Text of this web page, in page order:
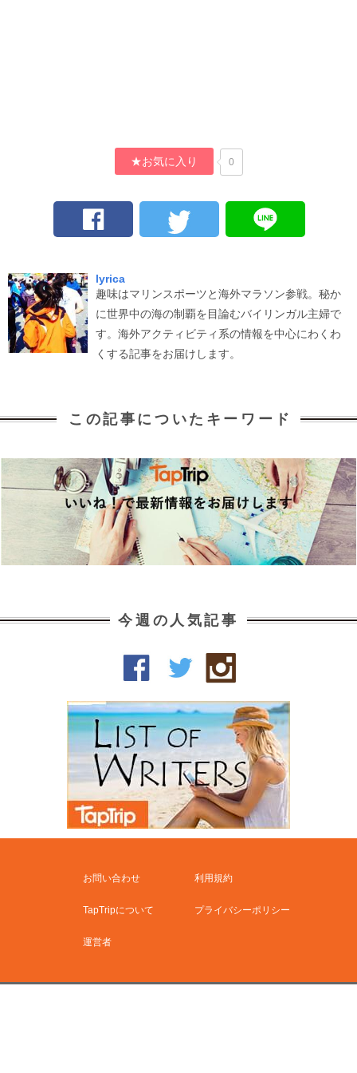
★お気に入り 0
lyrica
趣味はマリンスポーツと海外マラソン参戦。秘か
に世界中の海の制覇を目論むバイリンガル主婦で
す。海外アクティビティ系の情報を中心にわくわ
くする記事をお届けします。
この記事についたキーワード
今週の人気記事
お問い合わせ 利用規約
TapTripについて プライバシーポリシー
運営者